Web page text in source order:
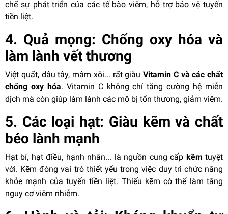
chế sự phát triển của các tế bào viêm, hỗ trợ bảo vệ tuyến
tiền liệt.
4. Quả mọng: Chống oxy hóa và
làm lành vết thương
Việt quất, dâu tây, mâm xôi... rất giàu Vitamin C và các chất
chống oxy hóa. Vitamin C không chỉ tăng cường hệ miễn
dịch mà còn giúp làm lành các mô bị tổn thương, giảm viêm.
5. Các loại hạt: Giàu kẽm và chất
béo lành mạnh
Hạt bí, hạt điều, hạnh nhân... là nguồn cung cấp kẽm tuyệt
vời. Kẽm đóng vai trò thiết yếu trong việc duy trì chức năng
khỏe mạnh của tuyến tiền liệt. Thiếu kẽm có thể làm tăng
nguy cơ viêm nhiễm.